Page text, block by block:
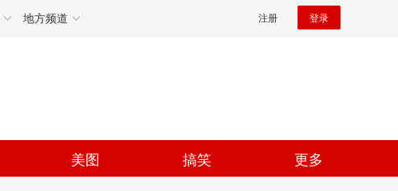
地方频道 注册 登录
美图 搞笑 更多